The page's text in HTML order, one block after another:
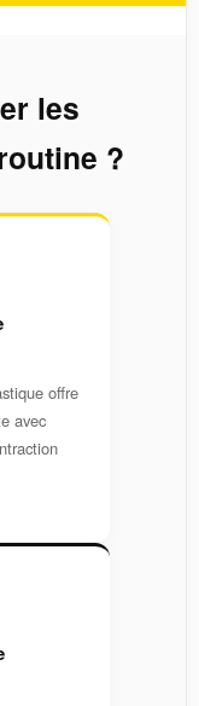
les
?
offre
avec